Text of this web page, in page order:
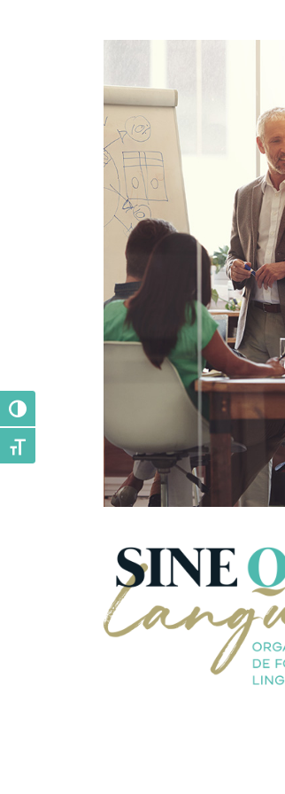
Passer en contraste élevé
Changer la taille de la police